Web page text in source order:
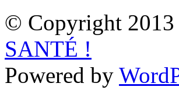
© Copyright 2013
SANTÉ !
Powered by